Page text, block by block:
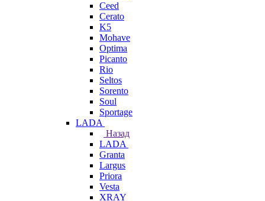
Ceed
Cerato
K5
Mohave
Optima
Picanto
Rio
Seltos
Sorento
Soul
Sportage
LADA
Назад
LADA
Granta
Largus
Priora
Vesta
XRAY